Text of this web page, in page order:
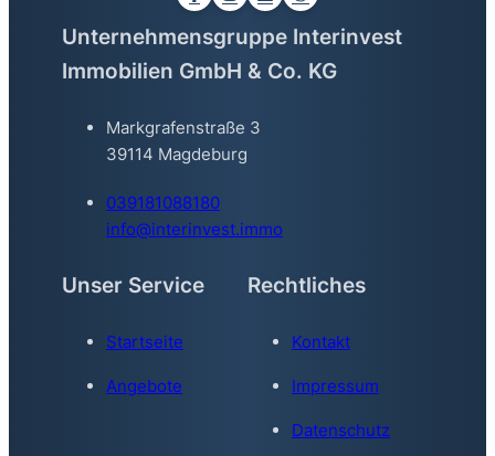
Unternehmensgruppe Interinvest
Immobilien GmbH & Co. KG
Markgrafenstraße 3
39114 Magdeburg
039181088180
info@interinvest.immo
Unser Service
Startseite
Angebote
Rechtliches
Kontakt
Impressum
Datenschutz